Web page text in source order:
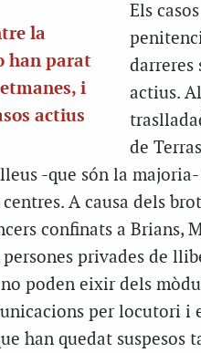
la
han parat
i
actius
Els
darreres
actius.
de
-que són la
A causa dels
confinats a Brians,
privades de
poden eixir dels
per locutori i
han quedat suspesos